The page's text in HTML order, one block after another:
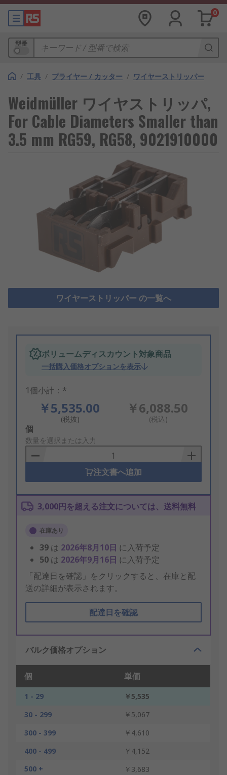
0
型番
/ 工具 / プライヤー / カッター / ワイヤーストリッパー
Weidmüller ワイヤストリッパ,
For Cable Diameters Smaller than
3.5 mm RG59, RG58, 9021910000
ワイヤーストリッパー の一覧へ
ボリュームディスカウント対象商品
一括購入価格オプションを表示
1個小計：*
￥5,535.00
(税抜)
￥6,088.50
(税込)
Add
to
Basket
個
数量を選択または入力
注文書へ追加
3,000円を超える注文については、送料無料
在庫あり
39 は 2026年8月10日 に入荷予定
50 は 2026年9月16日 に入荷予定
「配達日を確認」をクリックすると、在庫と配
送の詳細が表示されます。
配達日を確認
バルク価格オプション
個 単価
1 - 29
￥5,535
30 - 299
￥5,067
300 - 399
￥4,610
400 - 499
￥4,152
500 +
￥3,683